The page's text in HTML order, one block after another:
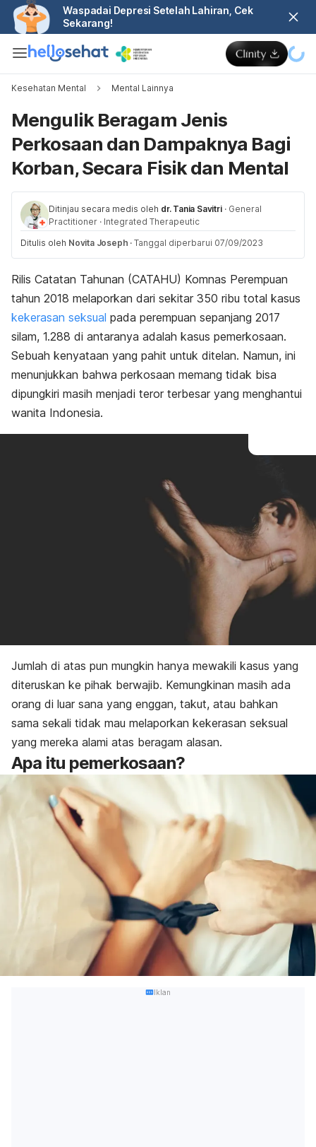
Waspadai Depresi Setelah Lahiran, Cek
Sekarang!
Kesehatan Mental Mental Lainnya
Mengulik Beragam Jenis
Perkosaan dan Dampaknya Bagi
Korban, Secara Fisik dan Mental
Ditinjau secara medis oleh dr. Tania Savitri · General
Practitioner · Integrated Therapeutic
Ditulis oleh Novita Joseph · Tanggal diperbarui 07/09/2023
Rilis Catatan Tahunan (CATAHU) Komnas Perempuan
tahun 2018 melaporkan dari sekitar 350 ribu total kasus
kekerasan seksual pada perempuan sepanjang 2017
silam, 1.288 di antaranya adalah kasus pemerkosaan.
Sebuah kenyataan yang pahit untuk ditelan. Namun, ini
menunjukkan bahwa perkosaan memang tidak bisa
dipungkiri masih menjadi teror terbesar yang menghantui
wanita Indonesia.
Jumlah di atas pun mungkin hanya mewakili kasus yang
diteruskan ke pihak berwajib. Kemungkinan masih ada
orang di luar sana yang enggan, takut, atau bahkan
sama sekali tidak mau melaporkan kekerasan seksual
yang mereka alami atas beragam alasan.
Apa itu pemerkosaan?
Iklan